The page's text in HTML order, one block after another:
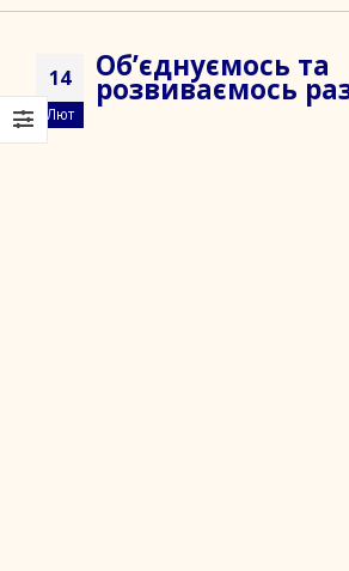
14
Лют
Об’єднуємось та
розвиваємось